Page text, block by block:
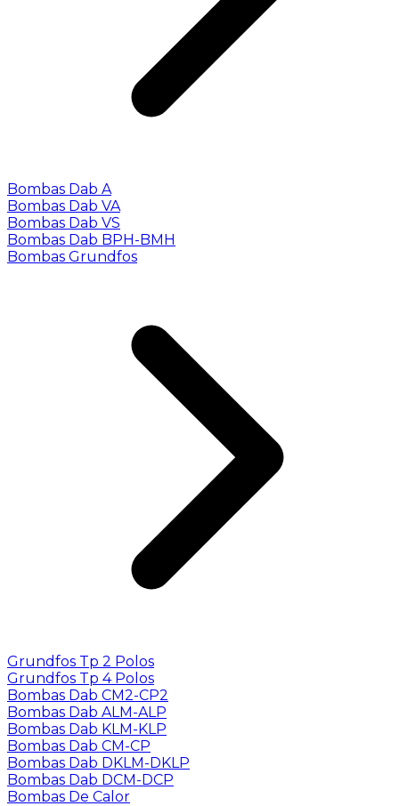
Bombas Dab A
Bombas Dab VA
Bombas Dab VS
Bombas Dab BPH-BMH
Bombas Grundfos
Grundfos Tp 2 Polos
Grundfos Tp 4 Polos
Bombas Dab CM2-CP2
Bombas Dab ALM-ALP
Bombas Dab KLM-KLP
Bombas Dab CM-CP
Bombas Dab DKLM-DKLP
Bombas Dab DCM-DCP
Bombas De Calor